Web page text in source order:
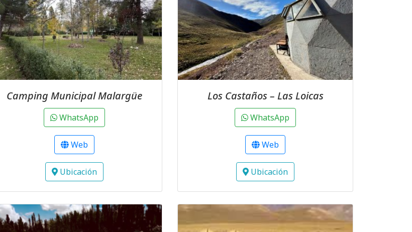
Camping Municipal Malargüe
WhatsApp
Web
Ubicación
Los Castaños – Las Loicas
WhatsApp
Web
Ubicación